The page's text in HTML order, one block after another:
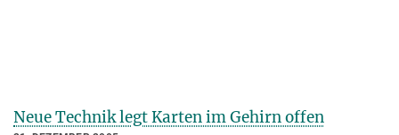
Neue Technik legt Karten im Gehirn offen